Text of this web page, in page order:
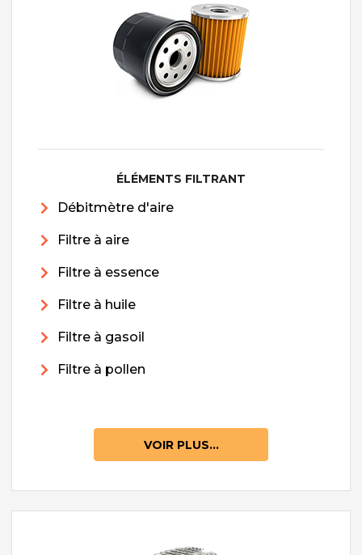
ÉLÉMENTS FILTRANT
Débitmètre d'aire
Filtre à aire
Filtre à essence
Filtre à huile
Filtre à gasoil
Filtre à pollen
VOIR PLUS...